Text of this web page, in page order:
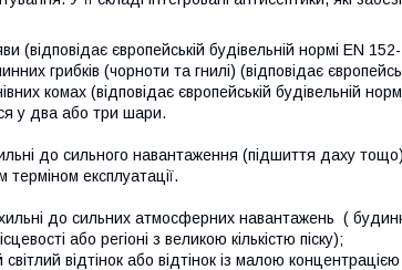
(відповідає європейській будівельній нормі EN
грибків (чорноти та гнилі) (відповідає
комах (відповідає європейській будівельній
у два або три шари.
до сильного навантаження (підшиття даху
експлуатації.
до сильних атмосферних навантажень (
або регіоні з великою кількістю піску);
відтінок або відтінок із малою концентрацією